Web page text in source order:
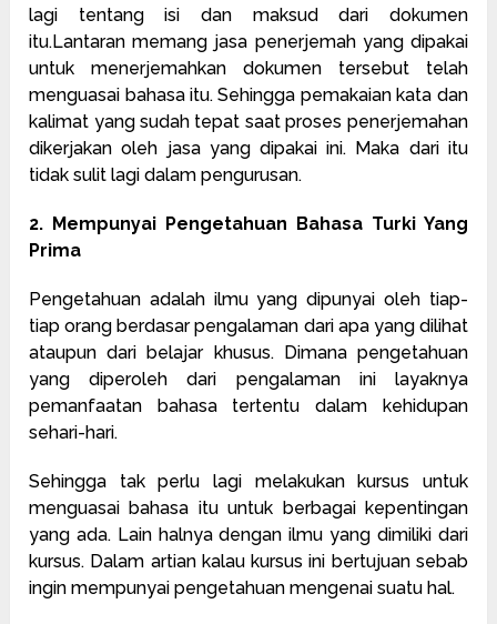
lagi tentang isi dan maksud dari dokumen
itu.Lantaran memang jasa penerjemah yang dipakai
untuk menerjemahkan dokumen tersebut telah
menguasai bahasa itu. Sehingga pemakaian kata dan
kalimat yang sudah tepat saat proses penerjemahan
dikerjakan oleh jasa yang dipakai ini. Maka dari itu
tidak sulit lagi dalam pengurusan.
2. Mempunyai Pengetahuan Bahasa Turki Yang
Prima
Pengetahuan adalah ilmu yang dipunyai oleh tiap-
tiap orang berdasar pengalaman dari apa yang dilihat
ataupun dari belajar khusus. Dimana pengetahuan
yang diperoleh dari pengalaman ini layaknya
pemanfaatan bahasa tertentu dalam kehidupan
sehari-hari.
Sehingga tak perlu lagi melakukan kursus untuk
menguasai bahasa itu untuk berbagai kepentingan
yang ada. Lain halnya dengan ilmu yang dimiliki dari
kursus. Dalam artian kalau kursus ini bertujuan sebab
ingin mempunyai pengetahuan mengenai suatu hal.